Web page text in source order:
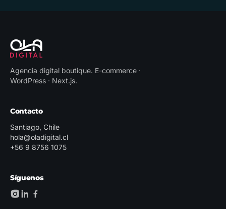
Agencia digital boutique. E-commerce ·
WordPress · Next.js.
Contacto
Santiago, Chile
hola@oladigital.cl
+56 9 8756 1075
Síguenos